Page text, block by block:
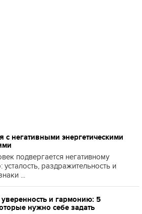
с негативными энергетическими
подвергается негативному
усталость, раздражительность и
...
уверенность и гармонию: 5
нужно себе задать